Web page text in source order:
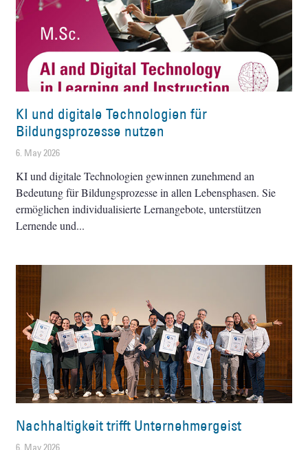
KI und digitale Technologien für
Bildungsprozesse nutzen
6. May 2026
KI und digitale Technologien gewinnen zunehmend an
Bedeutung für Bildungsprozesse in allen Lebensphasen. Sie
ermöglichen individualisierte Lernangebote, unterstützen
Lernende und
Nachhaltigkeit trifft Unternehmergeist
6. May 2026